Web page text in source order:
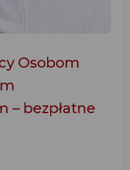
Osobom
– bezpłatne